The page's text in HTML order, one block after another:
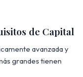
de Capital
avanzada y
grandes tienen